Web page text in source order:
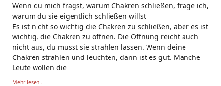
Wenn du mich fragst, warum Chakren schließen, frage ich,
warum du sie eigentlich schließen willst.
Es ist nicht so wichtig die Chakren zu schließen, aber es ist
wichtig, die Chakren zu öffnen. Die Öffnung reicht auch
nicht aus, du musst sie strahlen lassen. Wenn deine
Chakren strahlen und leuchten, dann ist es gut. Manche
Leute wollen die
Mehr lesen...